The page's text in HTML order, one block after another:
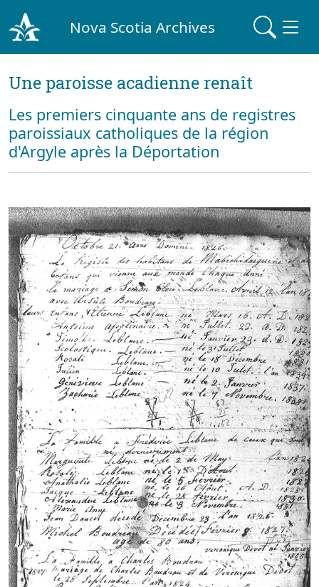
Nova Scotia Archives
Une paroisse acadienne renaît
Les premiers cinquante ans de registres
paroissiaux catholiques de la région
d'Argyle après la Déportation